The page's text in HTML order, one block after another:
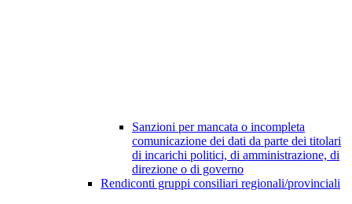
Sanzioni per mancata o incompleta
comunicazione dei dati da parte dei titolari
di incarichi politici, di amministrazione, di
direzione o di governo
Rendiconti gruppi consiliari regionali/provinciali